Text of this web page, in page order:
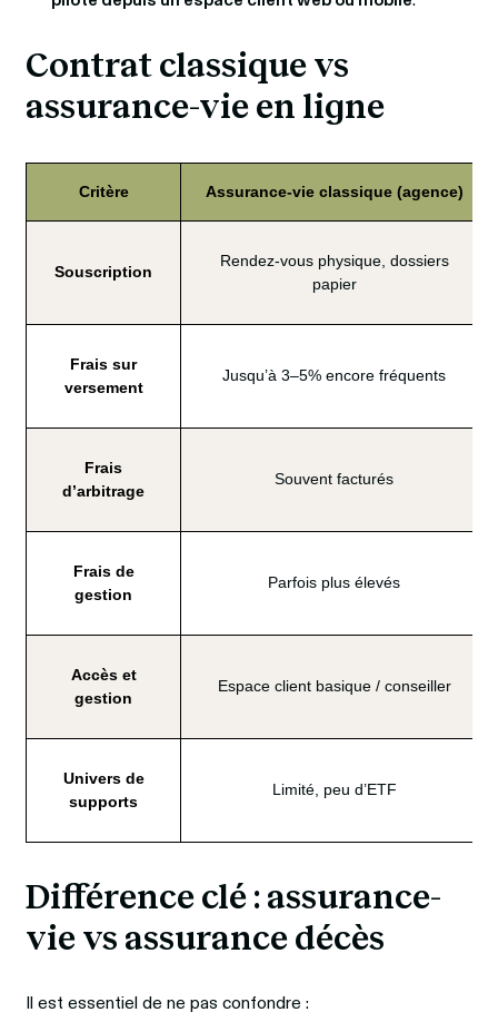
Contrat classique vs
assurance-vie en ligne
Critère Assurance-vie classique (agence)
Souscription
Rendez-vous physique, dossiers
papier
Frais sur
versement
Jusqu’à 3–5% encore fréquents
Frais
d’arbitrage
Souvent facturés
Frais de
gestion
Parfois plus élevés
Accès et
gestion
Espace client basique / conseiller
Univers de
supports
Limité, peu d’ETF
Différence clé : assurance-
vie vs assurance décès
Il est essentiel de ne pas confondre :